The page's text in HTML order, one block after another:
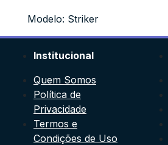
Modelo: Striker
Institucional
Quem Somos
Política de
Privacidade
Termos e
Condições de Uso